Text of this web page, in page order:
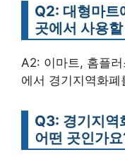
Q2: 대형마트
곳에서 사용
A2: 이마트, 홈플
에서 경기지역화
Q3: 경기지역
어떤 곳인가